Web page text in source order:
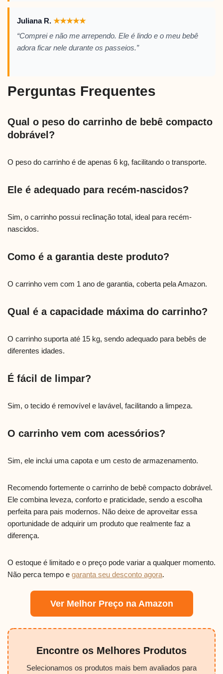
Juliana R. ★★★★★
“Comprei e não me arrependo. Ele é lindo e o meu bebê
adora ficar nele durante os passeios.”
Perguntas Frequentes
Qual o peso do carrinho de bebê compacto
dobrável?
O peso do carrinho é de apenas 6 kg, facilitando o transporte.
Ele é adequado para recém-nascidos?
Sim, o carrinho possui reclinação total, ideal para recém-
nascidos.
Como é a garantia deste produto?
O carrinho vem com 1 ano de garantia, coberta pela Amazon.
Qual é a capacidade máxima do carrinho?
O carrinho suporta até 15 kg, sendo adequado para bebês de
diferentes idades.
É fácil de limpar?
Sim, o tecido é removível e lavável, facilitando a limpeza.
O carrinho vem com acessórios?
Sim, ele inclui uma capota e um cesto de armazenamento.
Recomendo fortemente o carrinho de bebê compacto dobrável.
Ele combina leveza, conforto e praticidade, sendo a escolha
perfeita para pais modernos. Não deixe de aproveitar essa
oportunidade de adquirir um produto que realmente faz a
diferença.
O estoque é limitado e o preço pode variar a qualquer momento.
Não perca tempo e garanta seu desconto agora.
Ver Melhor Preço na Amazon
Encontre os Melhores Produtos
Selecionamos os produtos mais bem avaliados para